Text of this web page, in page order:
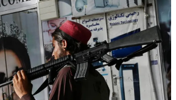
منوعات